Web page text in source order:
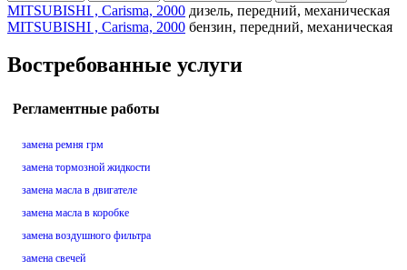
MITSUBISHI , Carisma, 2000 дизель, передний, механическая
MITSUBISHI , Carisma, 2000 бензин, передний, механическая
Востребованные услуги
Регламентные работы
замена ремня грм
замена тормозной жидкости
замена масла в двигателе
замена масла в коробке
замена воздушного фильтра
замена свечей